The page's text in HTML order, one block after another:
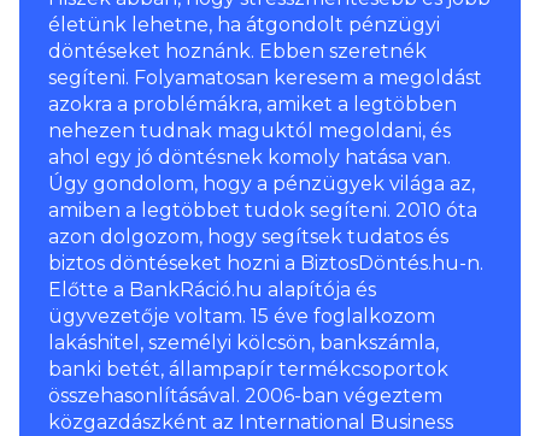
életünk lehetne, ha átgondolt pénzügyi
döntéseket hoznánk. Ebben szeretnék
segíteni. Folyamatosan keresem a megoldást
azokra a problémákra, amiket a legtöbben
nehezen tudnak maguktól megoldani, és
ahol egy jó döntésnek komoly hatása van.
Úgy gondolom, hogy a pénzügyek világa az,
amiben a legtöbbet tudok segíteni. 2010 óta
azon dolgozom, hogy segítsek tudatos és
biztos döntéseket hozni a BiztosDöntés.hu-n.
Előtte a BankRáció.hu alapítója és
ügyvezetője voltam. 15 éve foglalkozom
lakáshitel, személyi kölcsön, bankszámla,
banki betét, állampapír termékcsoportok
összehasonlításával. 2006-ban végeztem
közgazdászként az International Business